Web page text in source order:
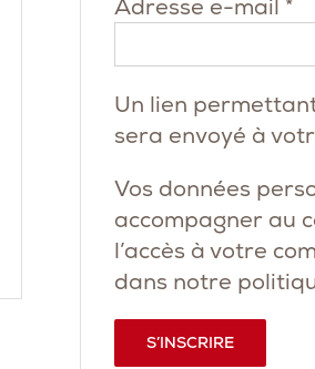
Adresse e-mail *
Un lien
sera envoyé à
Vos données
accompagner au
l’accès à votre
dans notre
S’INSCRIRE